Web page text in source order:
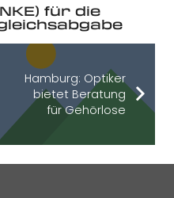
für die
Hamburg: Optiker
bietet Beratung
für Gehörlose